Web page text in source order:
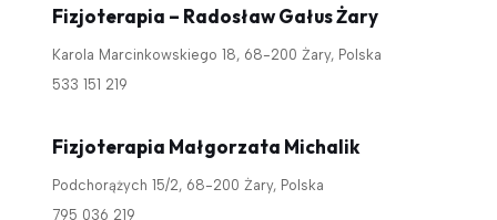
Fizjoterapia – Radosław Gałus Żary
Karola Marcinkowskiego 18, 68-200 Żary, Polska
533 151 219
Fizjoterapia Małgorzata Michalik
Podchorążych 15/2, 68-200 Żary, Polska
795 036 219